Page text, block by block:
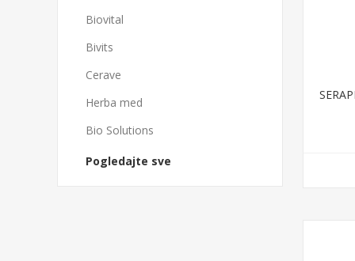
Biovital
Bivits
Cerave
Herba med
Bio Solutions
Pogledajte sve